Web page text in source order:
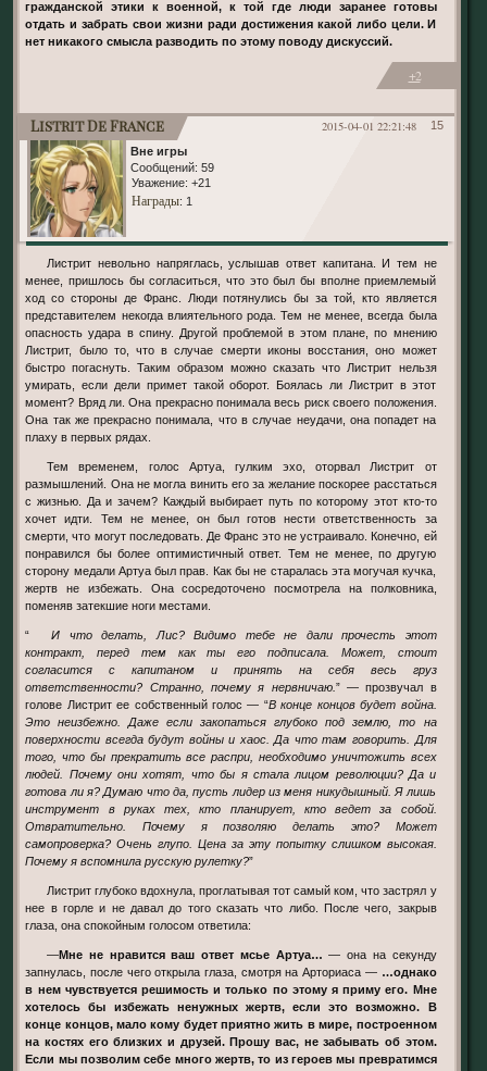
гражданской этики к военной, к той где люди заранее готовы
отдать и забрать свои жизни ради достижения какой либо цели. И
нет никакого смысла разводить по этому поводу дискуссий.
+2
15
2015-04-01 22:21:48
Listrit De France
Вне игры
Сообщений: 59
Уважение: +21
Награды: 1
Листрит невольно напряглась, услышав ответ капитана. И тем не
менее, пришлось бы согласиться, что это был бы вполне приемлемый
ход со стороны де Франс. Люди потянулись бы за той, кто является
представителем некогда влиятельного рода. Тем не менее, всегда была
опасность удара в спину. Другой проблемой в этом плане, по мнению
Листрит, было то, что в случае смерти иконы восстания, оно может
быстро погаснуть. Таким образом можно сказать что Листрит нельзя
умирать, если дели примет такой оборот. Боялась ли Листрит в этот
момент? Вряд ли. Она прекрасно понимала весь риск своего положения.
Она так же прекрасно понимала, что в случае неудачи, она попадет на
плаху в первых рядах.
Тем временем, голос Артуа, гулким эхо, оторвал Листрит от
размышлений. Она не могла винить его за желание поскорее расстаться
с жизнью. Да и зачем? Каждый выбирает путь по которому этот кто-то
хочет идти. Тем не менее, он был готов нести ответственность за
смерти, что могут последовать. Де Франс это не устраивало. Конечно, ей
понравился бы более оптимистичный ответ. Тем не менее, по другую
сторону медали Артуа был прав. Как бы не старалась эта могучая кучка,
жертв не избежать. Она сосредоточено посмотрела на полковника,
поменяв затекшие ноги местами.
“
И что делать, Лис? Видимо тебе не дали прочесть этот
контракт, перед тем как ты его подписала. Может, стоит
согласится с капитаном и принять на себя весь груз
ответственности? Странно, почему я нервничаю. ” — прозвучал в
голове Листрит ее собственный голос — “В конце концов будет война.
Это неизбежно. Даже если закопаться глубоко под землю, то на
поверхности всегда будут войны и хаос. Да что там говорить. Для
того, что бы прекратить все распри, необходимо уничтожить всех
людей. Почему они хотят, что бы я стала лицом революции? Да и
готова ли я? Думаю что да, пусть лидер из меня никудышный. Я лишь
инструмент в руках тех, кто планирует, кто ведет за собой.
Отвратительно. Почему я позволяю делать это? Может
самопроверка? Очень глупо. Цена за эту попытку слишком высокая.
Почему я вспомнила русскую рулетку?”
Листрит глубоко вдохнула, проглатывая тот самый ком, что застрял у
нее в горле и не давал до того сказать что либо. После чего, закрыв
глаза, она спокойным голосом ответила:
—Мне не нравится ваш ответ мсье Артуа… — она на секунду
запнулась, после чего открыла глаза, смотря на Арториаса — …однако
в нем чувствуется решимость и только по этому я приму его. Мне
хотелось бы избежать ненужных жертв, если это возможно. В
конце концов, мало кому будет приятно жить в мире, построенном
на костях его близких и друзей. Прошу вас, не забывать об этом.
Если мы позволим себе много жертв, то из героев мы превратимся